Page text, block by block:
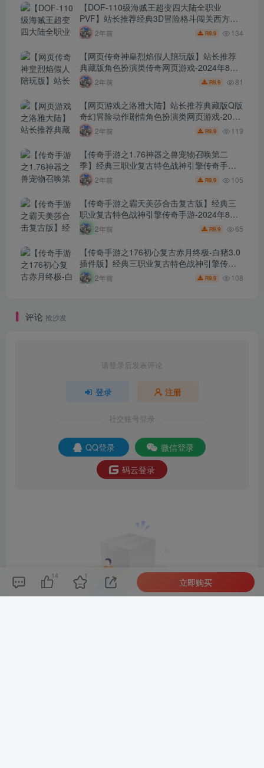
【DOF-110级海贼王超变四大陆全职业
PVF】站长推荐经典3D冒险格斗闯关西方魔
幻端游-2024年8月8日最新打包Linux服务端
源码视频架设教程-等级补丁-配套完整客户
端！
2年前 R9.9 134
【网页传奇神皇烈焰假人陪玩版】站长推荐
典藏版角色扮演类传奇网页游戏-2024年8月8
日最新打包Wn服务端源码视频架设教程-配套
GM工具！
2年前 R9.9 81
【网页游戏之洛雅大陆】站长推荐典藏版Q版
奇幻冒险动作剧情角色扮演类网页游戏-2024
年8月7日最新打包Wn服务端源码视频架设教
程-微端-GM工具-详细外网教程！
2年前 R9.9 119
【传奇手游之1.76神器之兽宠物召唤第二
季】经典三职业复古特色战神引擎传奇手
游-2024年8月7日最新打包Win服务端源码视
频架设教程-新版GM多功能网页授权物品后
台-GM直冲网页后台-安卓苹果IOS双端版
本！
2年前 R9.9 105
【传奇手游之霸天美莎合击复古版】经典三
职业复古特色战神引擎传奇手游-2024年8月7
日最新打包Win服务端源码视频架设教程-新
版GM多功能网页授权物品后台-GM直冲网页
后台-安卓苹果IOS双端版本！
2年前 R9.9 65
【传奇手游之176初心复古赤月终极-白猪3.0
插件版】经典三职业复古特色战神引擎传奇
手游-2024年8月6日最新打包Win服务端源码
视频架设教程-新版GM多功能网页授权物品
2年前 R9.9 108
评论 抢沙发
请登录后发表评论
登录 注册
社交账号登录
QQ登录
微信登录
码云登录
14 1
立即购买